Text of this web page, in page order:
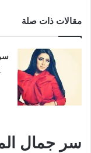
مقالات ذات صلة
سر جمال